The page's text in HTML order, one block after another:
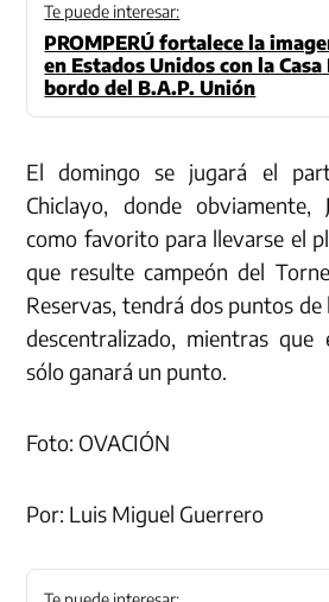
Te puede interesar:
PROMPERÚ fortalece la
en Estados Unidos con la Casa
bordo del B.A.P. Unión
El domingo se jugará el
Chiclayo, donde obviamente,
como favorito para llevarse el
que resulte campeón del
Reservas, tendrá dos puntos
descentralizado, mientras que
sólo ganará un punto.
Foto: OVACIÓN
Por: Luis Miguel Guerrero